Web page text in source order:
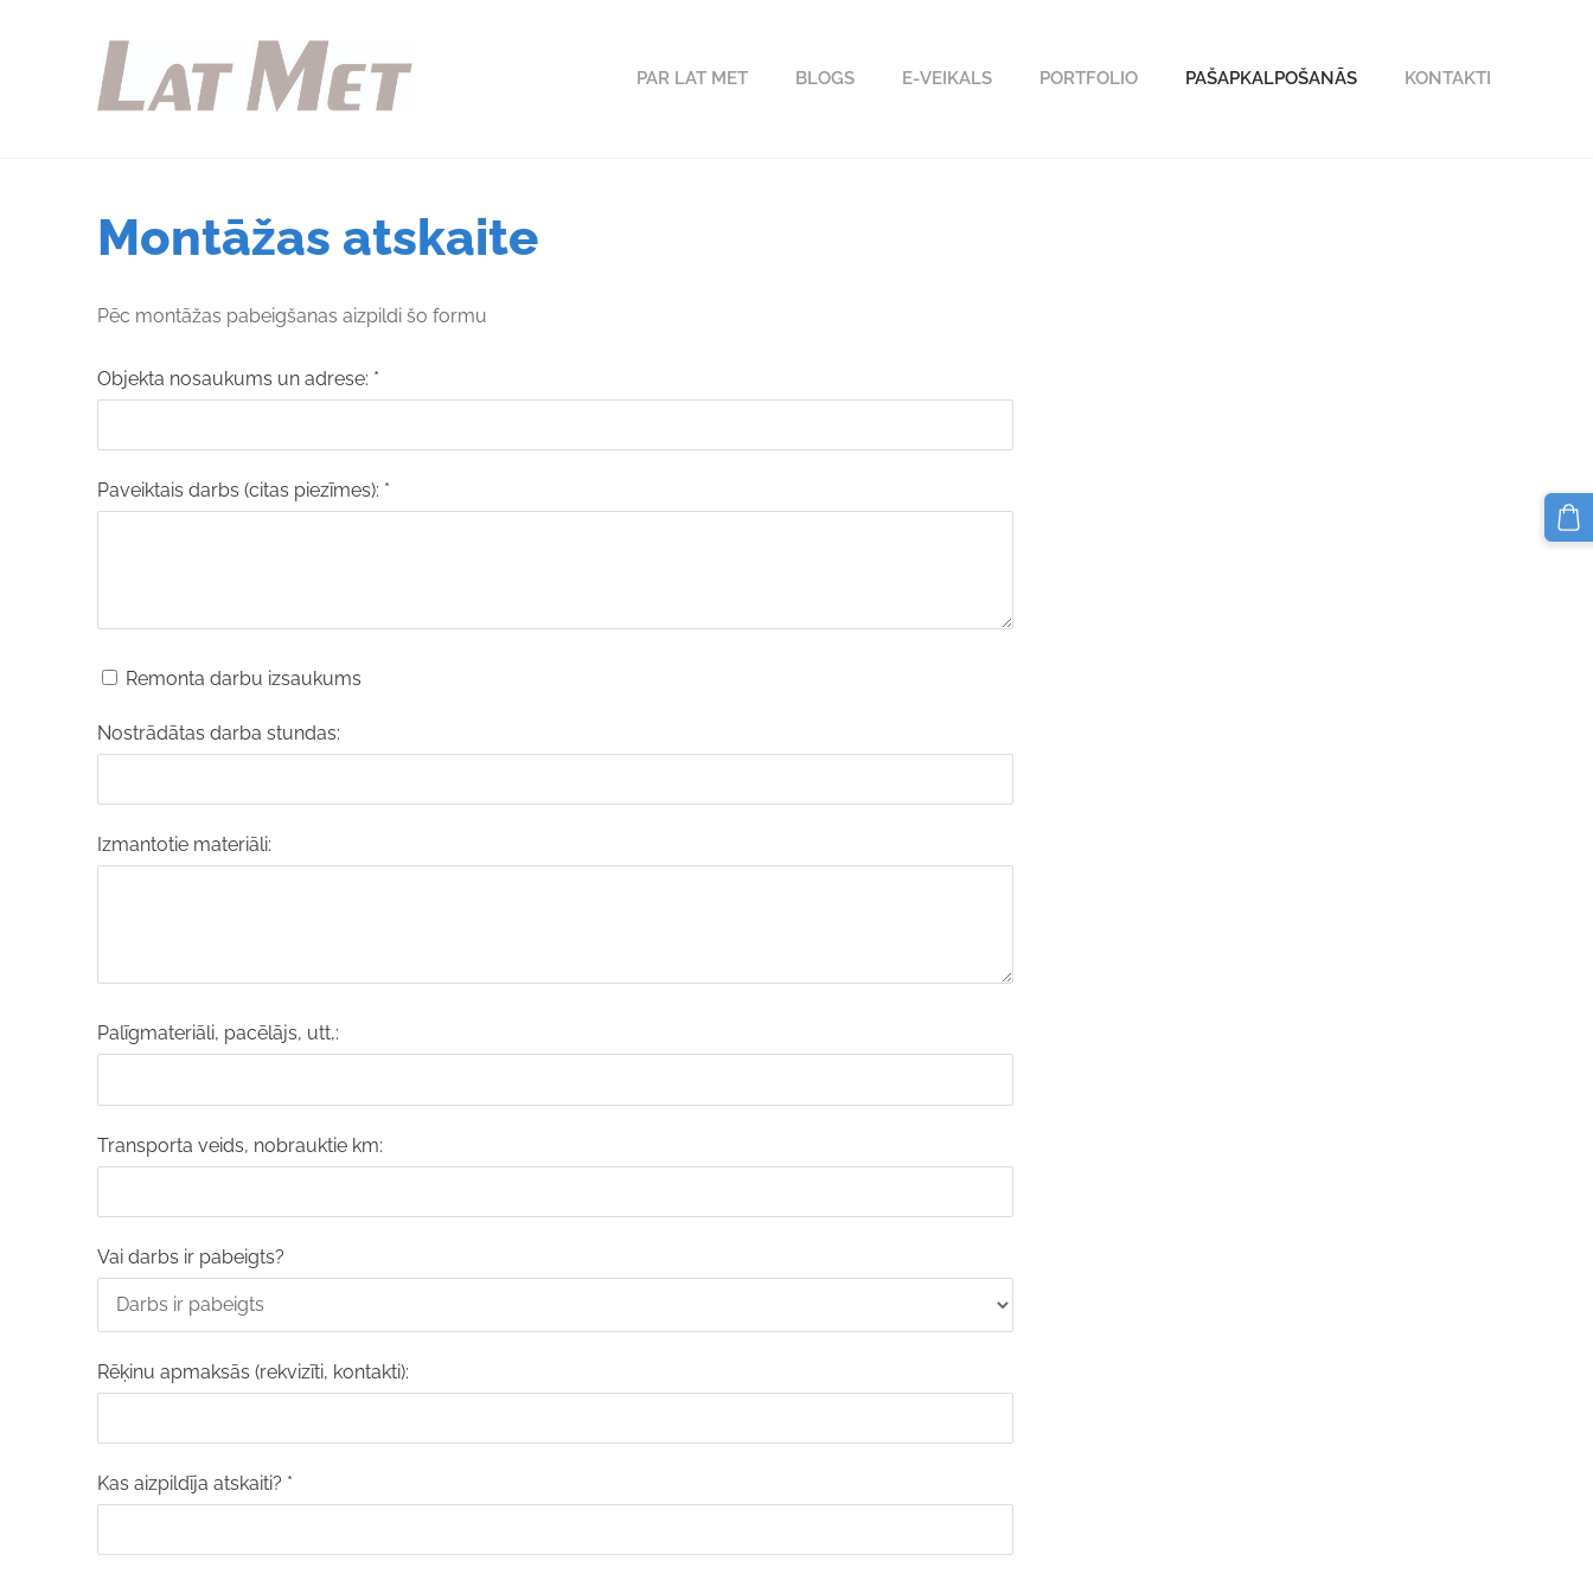
PAR LAT MET BLOGS E-VEIKALS PORTFOLIO PAŠAPKALPOŠANĀS KONTAKTI
Montāžas atskaite
Pēc montāžas pabeigšanas aizpildi šo formu
Objekta nosaukums un adrese: *
Paveiktais darbs (citas piezīmes): *
Remonta darbu izsaukums
Nostrādātas darba stundas:
Izmantotie materiāli:
Palīgmateriāli, pacēlājs, utt,:
Transporta veids, nobrauktie km:
Vai darbs ir pabeigts?
Rēķinu apmaksās (rekvizīti, kontakti):
Kas aizpildīja atskaiti? *